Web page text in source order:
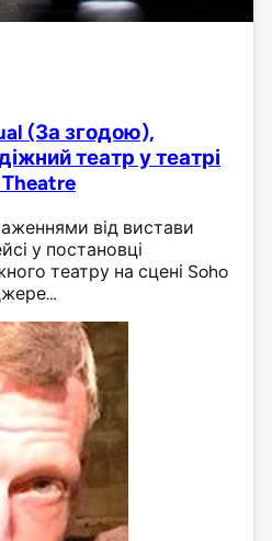
(За згодою),
театр у театрі
від вистави
у постановці
театру на сцені Soho